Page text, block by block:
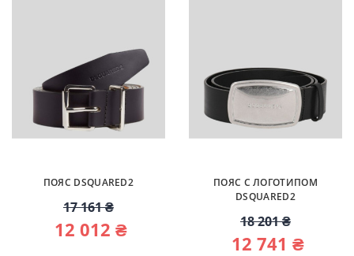
ПОЯС DSQUARED2
17 161 ₴
12 012 ₴
ПОЯС С ЛОГОТИПОМ
DSQUARED2
18 201 ₴
12 741 ₴